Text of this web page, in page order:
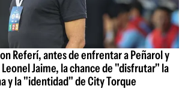
Referí, antes de enfrentar a Peñarol y
Jaime, la chance de "disfrutar" la
y la "identidad" de City Torque